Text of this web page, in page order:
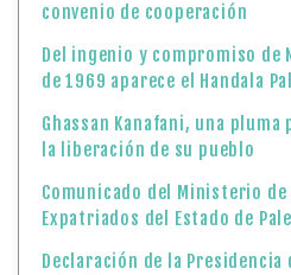
convenio de cooperación
Del ingenio y compromiso de
de 1969 aparece el Handala
Ghassan Kanafani, una
la liberación de su pueblo
Comunicado del Ministerio
Expatriados del Estado de
Declaración de la Presidencia